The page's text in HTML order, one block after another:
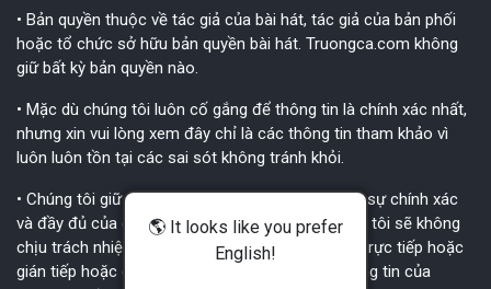
• Bản quyền thuộc về tác giả của bài hát, tác giả của bản phối
hoặc tổ chức sở hữu bản quyền bài hát. Truongca.com không
giữ bất kỳ bản quyền nào.
• Mặc dù chúng tôi luôn cố gắng để thông tin là chính xác nhất,
nhưng xin vui lòng xem đây chỉ là các thông tin tham khảo vì
luôn luôn tồn tại các sai sót không tránh khỏi.
• Chúng tôi giữ quyền không chịu trách nhiệm về sự chính xác
và đầy đủ của các thông tin này. Tất nhiên chúng tôi sẽ không
chịu trách nhiệm với bất cứ ai về bất kỳ thiệt hại trực tiếp hoặc
gián tiếp hoặc do hậu quả liên quan đến các thông tin của
🌎 It looks like you prefer
English!